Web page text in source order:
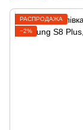
РАСПРОДАЖА
−2%